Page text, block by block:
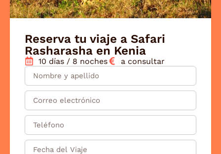
Reserva tu viaje a Safari
Rasharasha en Kenia
10 días / 8 noches a consultar